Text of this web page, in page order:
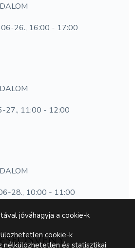
26., 16:00 - 17:00
27., 11:00 - 12:00
28., 10:00 - 11:00
jóváhagyja a cookie-k
cookie-k
nélkülözhetetlen és statisztikai